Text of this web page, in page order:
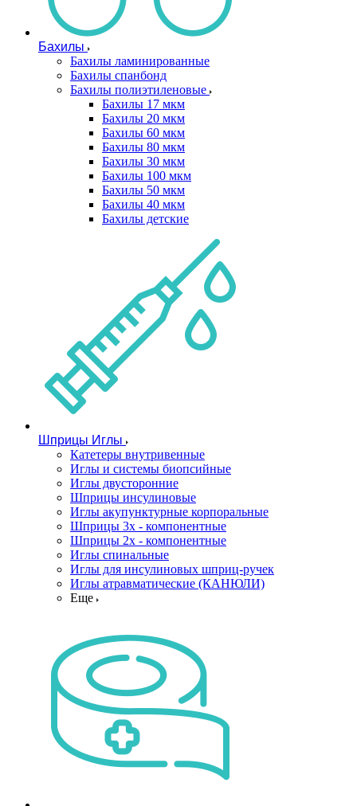
Бахилы
Бахилы ламинированные
Бахилы спанбонд
Бахилы полиэтиленовые
Бахилы 17 мкм
Бахилы 20 мкм
Бахилы 60 мкм
Бахилы 80 мкм
Бахилы 30 мкм
Бахилы 100 мкм
Бахилы 50 мкм
Бахилы 40 мкм
Бахилы детские
Шприцы Иглы
Катетеры внутривенные
Иглы и системы биопсийные
Иглы двусторонние
Шприцы инсулиновые
Иглы акупунктурные корпоральные
Шприцы 3х - компонентные
Шприцы 2х - компонентные
Иглы спинальные
Иглы для инсулиновых шприц-ручек
Иглы атравматические (КАНЮЛИ)
Еще